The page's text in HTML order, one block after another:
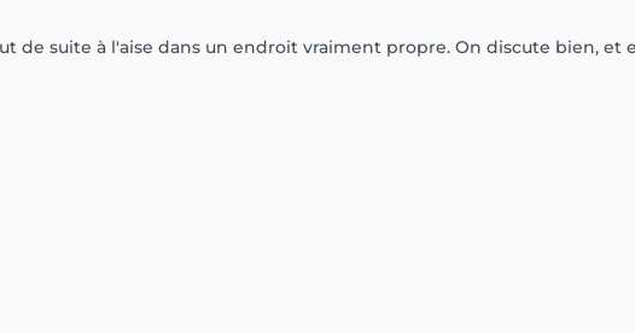
de suite à l'aise dans un endroit vraiment propre. On discute bien, et